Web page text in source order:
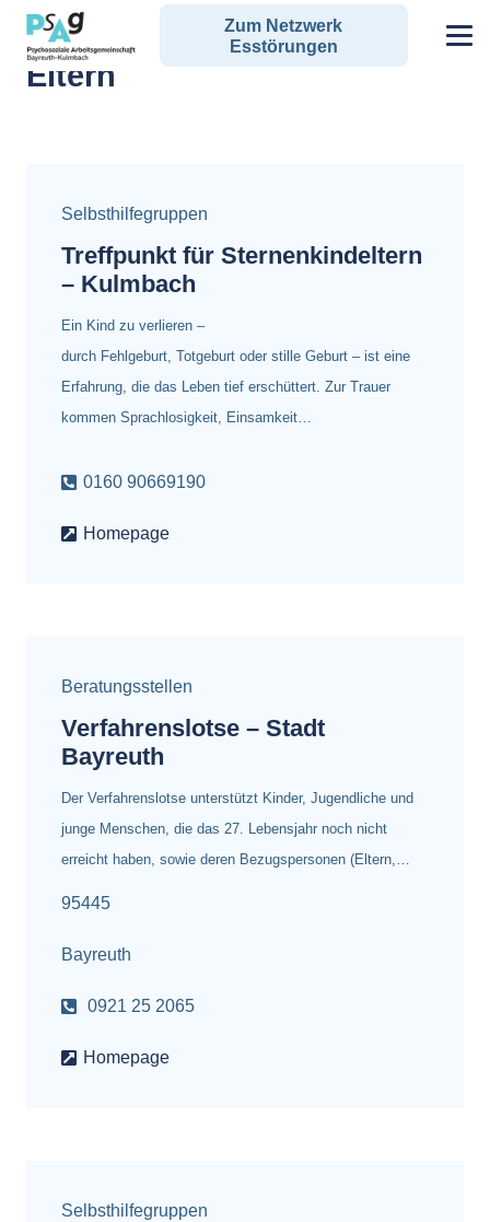
Zum Netzwerk
Esstörungen
Alle Angebote zum Schlagwort:
Eltern
Selbsthilfegruppen
Treffpunkt für Sternenkindeltern
– Kulmbach
Ein Kind zu verlieren –
durch Fehlgeburt, Totgeburt oder stille Geburt – ist eine
Erfahrung, die das Leben tief erschüttert. Zur Trauer
kommen Sprachlosigkeit, Einsamkeit…
0160 90669190
Homepage
Beratungsstellen
Verfahrenslotse – Stadt
Bayreuth
Der Verfahrenslotse unterstützt Kinder, Jugendliche und
junge Menschen, die das 27. Lebensjahr noch nicht
erreicht haben, sowie deren Bezugspersonen (Eltern,…
95445
Bayreuth
0921 25 2065
Homepage
Selbsthilfegruppen